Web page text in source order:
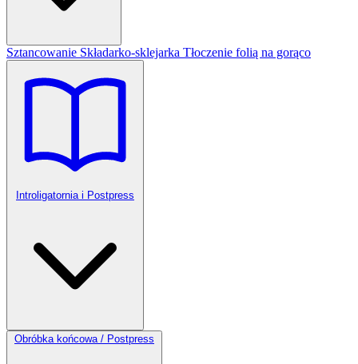
Sztancowanie Składarko-sklejarka Tłoczenie folią na gorąco
Introligatornia i Postpress
Obróbka końcowa / Postpress